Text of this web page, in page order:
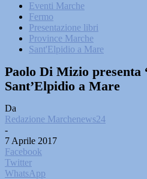
Eventi Marche
Fermo
Presentazione libri
Province Marche
Sant'Elpidio a Mare
Paolo Di Mizio presenta
Sant’Elpidio a Mare
Da
Redazione Marchenews24
-
7 Aprile 2017
Facebook
Twitter
WhatsApp